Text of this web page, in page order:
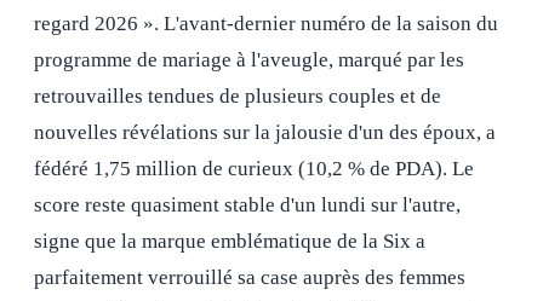
regard 2026 ». L'avant-dernier numéro de la saison du
programme de mariage à l'aveugle, marqué par les
retrouvailles tendues de plusieurs couples et de
nouvelles révélations sur la jalousie d'un des époux, a
fédéré 1,75 million de curieux (10,2 % de PDA). Le
score reste quasiment stable d'un lundi sur l'autre,
signe que la marque emblématique de la Six a
parfaitement verrouillé sa case auprès des femmes